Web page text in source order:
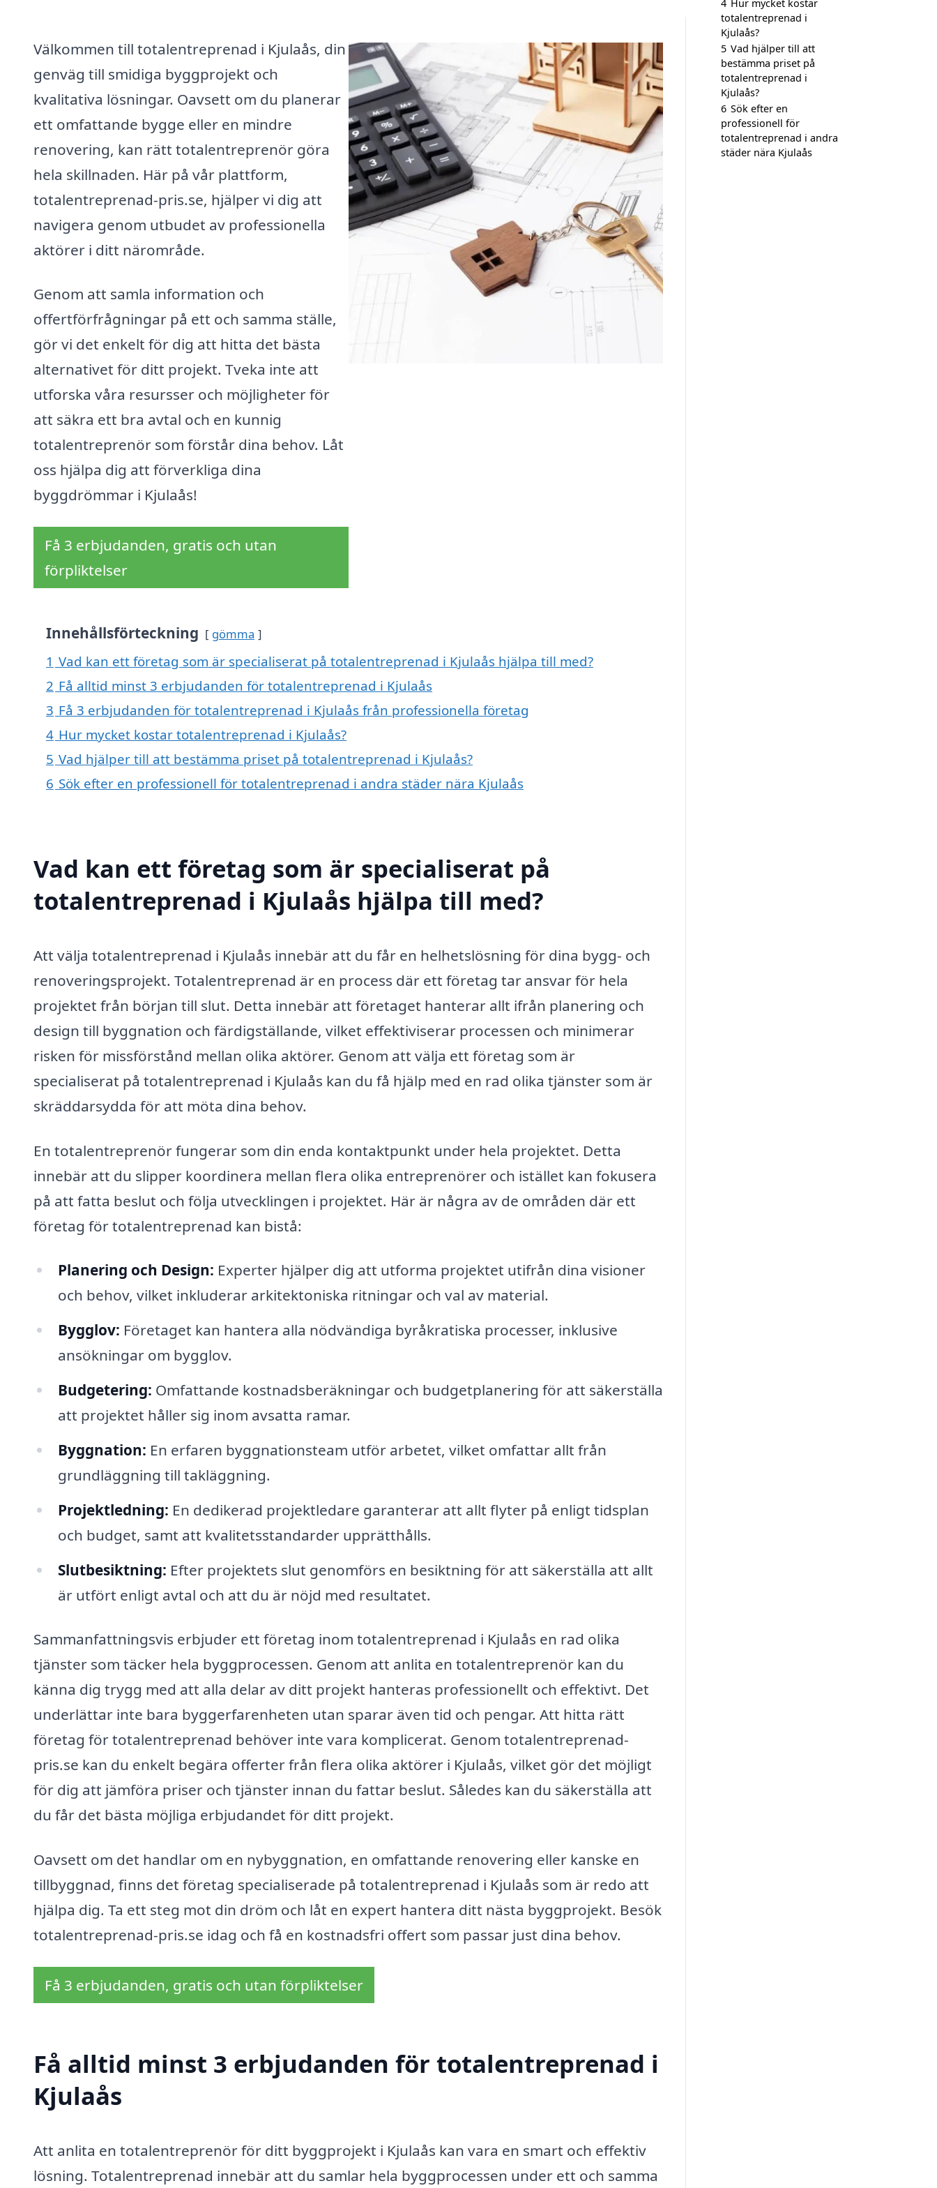
Välkommen till totalentreprenad i Kjulaås, din
genväg till smidiga byggprojekt och
kvalitativa lösningar. Oavsett om du planerar
ett omfattande bygge eller en mindre
renovering, kan rätt totalentreprenör göra
hela skillnaden. Här på vår plattform,
totalentreprenad-pris.se, hjälper vi dig att
navigera genom utbudet av professionella
aktörer i ditt närområde.
Genom att samla information och
offertförfrågningar på ett och samma ställe,
gör vi det enkelt för dig att hitta det bästa
alternativet för ditt projekt. Tveka inte att
utforska våra resursser och möjligheter för
att säkra ett bra avtal och en kunnig
totalentreprenör som förstår dina behov. Låt
oss hjälpa dig att förverkliga dina
byggdrömmar i Kjulaås!
Få 3 erbjudanden, gratis och utan
förpliktelser
Innehållsförteckning gömma
1 Vad kan ett företag som är specialiserat på totalentreprenad i Kjulaås hjälpa till med?
2 Få alltid minst 3 erbjudanden för totalentreprenad i Kjulaås
3 Få 3 erbjudanden för totalentreprenad i Kjulaås från professionella företag
4 Hur mycket kostar totalentreprenad i Kjulaås?
5 Vad hjälper till att bestämma priset på totalentreprenad i Kjulaås?
6 Sök efter en professionell för totalentreprenad i andra städer nära Kjulaås
Vad kan ett företag som är specialiserat på
totalentreprenad i Kjulaås hjälpa till med?
Att välja totalentreprenad i Kjulaås innebär att du får en helhetslösning för dina bygg- och
renoveringsprojekt. Totalentreprenad är en process där ett företag tar ansvar för hela
projektet från början till slut. Detta innebär att företaget hanterar allt ifrån planering och
design till byggnation och färdigställande, vilket effektiviserar processen och minimerar
risken för missförstånd mellan olika aktörer. Genom att välja ett företag som är
specialiserat på totalentreprenad i Kjulaås kan du få hjälp med en rad olika tjänster som är
skräddarsydda för att möta dina behov.
En totalentreprenör fungerar som din enda kontaktpunkt under hela projektet. Detta
innebär att du slipper koordinera mellan flera olika entreprenörer och istället kan fokusera
på att fatta beslut och följa utvecklingen i projektet. Här är några av de områden där ett
företag för totalentreprenad kan bistå:
Planering och Design: Experter hjälper dig att utforma projektet utifrån dina visioner
och behov, vilket inkluderar arkitektoniska ritningar och val av material.
Bygglov: Företaget kan hantera alla nödvändiga byråkratiska processer, inklusive
ansökningar om bygglov.
Budgetering: Omfattande kostnadsberäkningar och budgetplanering för att säkerställa
att projektet håller sig inom avsatta ramar.
Byggnation: En erfaren byggnationsteam utför arbetet, vilket omfattar allt från
grundläggning till takläggning.
Projektledning: En dedikerad projektledare garanterar att allt flyter på enligt tidsplan
och budget, samt att kvalitetsstandarder upprätthålls.
Slutbesiktning: Efter projektets slut genomförs en besiktning för att säkerställa att allt
är utfört enligt avtal och att du är nöjd med resultatet.
Sammanfattningsvis erbjuder ett företag inom totalentreprenad i Kjulaås en rad olika
tjänster som täcker hela byggprocessen. Genom att anlita en totalentreprenör kan du
känna dig trygg med att alla delar av ditt projekt hanteras professionellt och effektivt. Det
underlättar inte bara byggerfarenheten utan sparar även tid och pengar. Att hitta rätt
företag för totalentreprenad behöver inte vara komplicerat. Genom totalentreprenad-
pris.se kan du enkelt begära offerter från flera olika aktörer i Kjulaås, vilket gör det möjligt
för dig att jämföra priser och tjänster innan du fattar beslut. Således kan du säkerställa att
du får det bästa möjliga erbjudandet för ditt projekt.
Oavsett om det handlar om en nybyggnation, en omfattande renovering eller kanske en
tillbyggnad, finns det företag specialiserade på totalentreprenad i Kjulaås som är redo att
hjälpa dig. Ta ett steg mot din dröm och låt en expert hantera ditt nästa byggprojekt. Besök
totalentreprenad-pris.se idag och få en kostnadsfri offert som passar just dina behov.
Få 3 erbjudanden, gratis och utan förpliktelser
Få alltid minst 3 erbjudanden för totalentreprenad i
Kjulaås
Att anlita en totalentreprenör för ditt byggprojekt i Kjulaås kan vara en smart och effektiv
lösning. Totalentreprenad innebär att du samlar hela byggprocessen under ett och samma
4 Hur mycket kostar
totalentreprenad i
Kjulaås?
5 Vad hjälper till att
bestämma priset på
totalentreprenad i
Kjulaås?
6 Sök efter en
professionell för
totalentreprenad i andra
städer nära Kjulaås